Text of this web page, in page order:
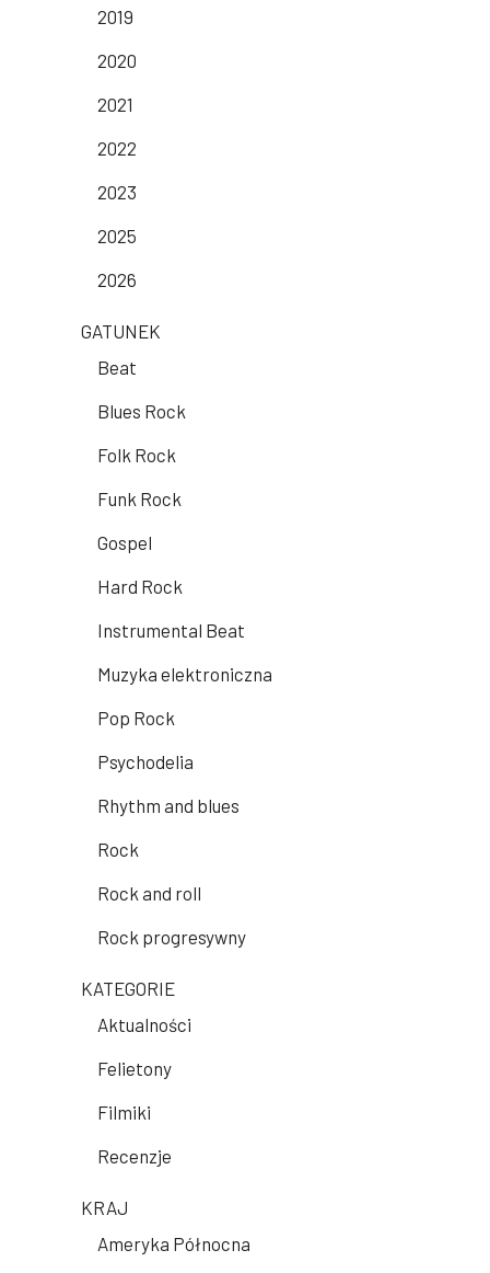
2019
2020
2021
2022
2023
2025
2026
GATUNEK
Beat
Blues Rock
Folk Rock
Funk Rock
Gospel
Hard Rock
Instrumental Beat
Muzyka elektroniczna
Pop Rock
Psychodelia
Rhythm and blues
Rock
Rock and roll
Rock progresywny
KATEGORIE
Aktualności
Felietony
Filmiki
Recenzje
KRAJ
Ameryka Północna